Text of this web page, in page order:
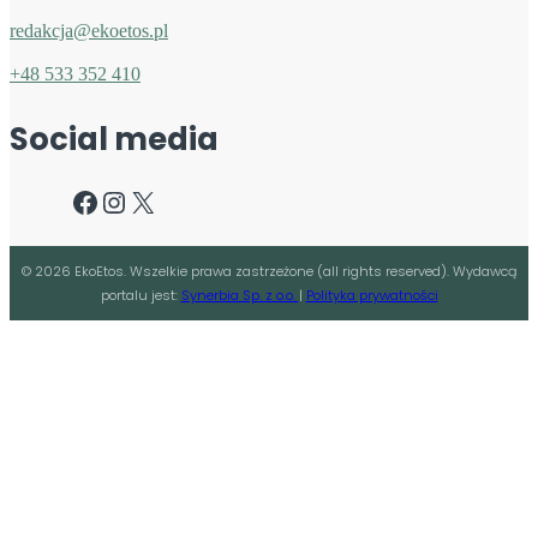
redakcja@ekoetos.pl
+48 533 352 410
Social media
Facebook
Instagram
X
© 2026 EkoEtos. Wszelkie prawa zastrzeżone (all rights reserved). Wydawcą
portalu jest: Synerbia Sp. z o.o. | Polityka prywatności